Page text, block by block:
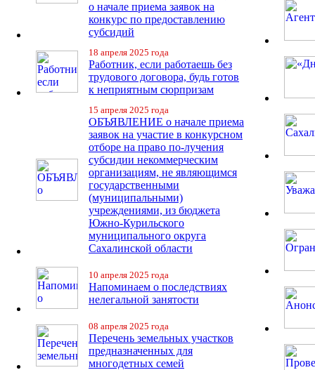
о начале приема заявок на
конкурс по предоставлению
субсидий
18 апреля 2025 года
Работник, если работаешь без
трудового договора, будь готов
к неприятным сюрпризам
15 апреля 2025 года
ОБЪЯВЛЕНИЕ о начале приема
заявок на участие в конкурсном
отборе на право по-лучения
субсидии некоммерческим
организациям, не являющимся
государственными
(муниципальными)
учреждениями, из бюджета
Южно-Курильского
муниципального округа
Сахалинской области
10 апреля 2025 года
Напоминаем о последствиях
нелегальной занятости
08 апреля 2025 года
Перечень земельных участков
предназначенных для
многодетных семей